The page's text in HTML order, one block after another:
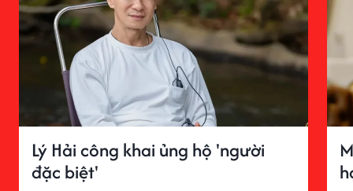
Lý Hải công khai ủng hộ 'người
đặc biệt'